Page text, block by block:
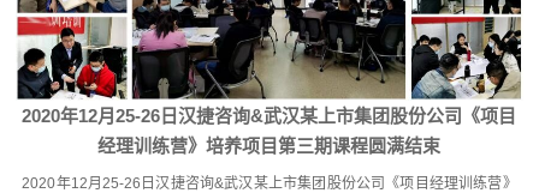
2020年12月25-26日汉捷咨询&武汉某上市集团股份公司《项目
经理训练营》培养项目第三期课程圆满结束
2020年12月25-26日汉捷咨询&武汉某上市集团股份公司《项目经理训练营》